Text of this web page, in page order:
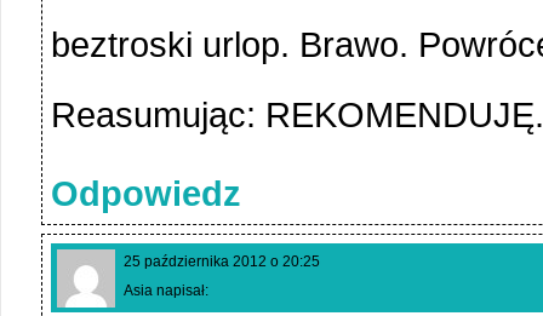
beztroski urlop. Brawo.
Reasumując: REKOMENDUJĘ.
Odpowiedz
25 października 2012 o 20:25
Asia napisał: